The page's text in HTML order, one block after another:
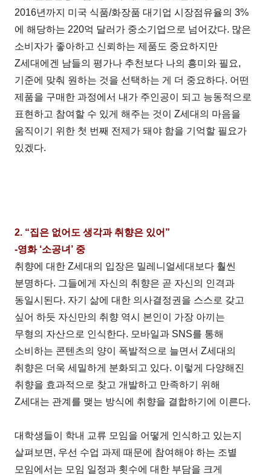
2016년까지 미국 식품/화장품 대기업 시장점유율의 3%
에 해당하는 220억 달러가 중소기업으로 넘어갔다. 많은
소비자가 좋아하고 신뢰하는 제품도 중요하지만
Z세대에겐 남들의 평가나 추천보다 나의 흥미와 필요,
기준에 맞춰 원하는 것을 선택하는 게 더 중요하다. 어떤
제품을 구매한 과정에서 내가 주인공이 되고 능동적으로
표현하고 참여할 수 있게 해주는 것이 Z세대의 마음을
움직이기 위한 첫 번째 전제가 돼야 함을 기억할 필요가
있겠다.
2. “집은 없어도 생각과 취향은 있어”
-영화 ‘소공녀’ 중
취향에 대한 Z세대의 입장은 밀레니얼세대보다 훨씬
분명하다. 그들에게 자신의 취향은 곧 자신의 인격과
동일시된다. 자기 삶에 대한 의사결정권을 스스로 갖고
싶어 하듯 자신만의 취향 역시 본인이 가장 아끼는
무형의 자산으로 인식한다. 모바일과 SNS를 통해
소비하는 콘텐츠의 양이 폭발적으로 늘면서 Z세대의
취향은 더욱 세밀하게 분화되고 있다. 이렇게 다양해진
취향을 효과적으로 찾고 개발하고 만족하기 위해
Z세대는 관계를 맺는 방식에 취향을 결합하기에 이른다.
대학생들이 학내 교류 모임을 어떻게 인식하고 있는지
살펴보면, 우선 수업 과제 때문에 참여해야 하는 조별
모임에서는 모임 일정과 횟수에 대한 부담을 크게